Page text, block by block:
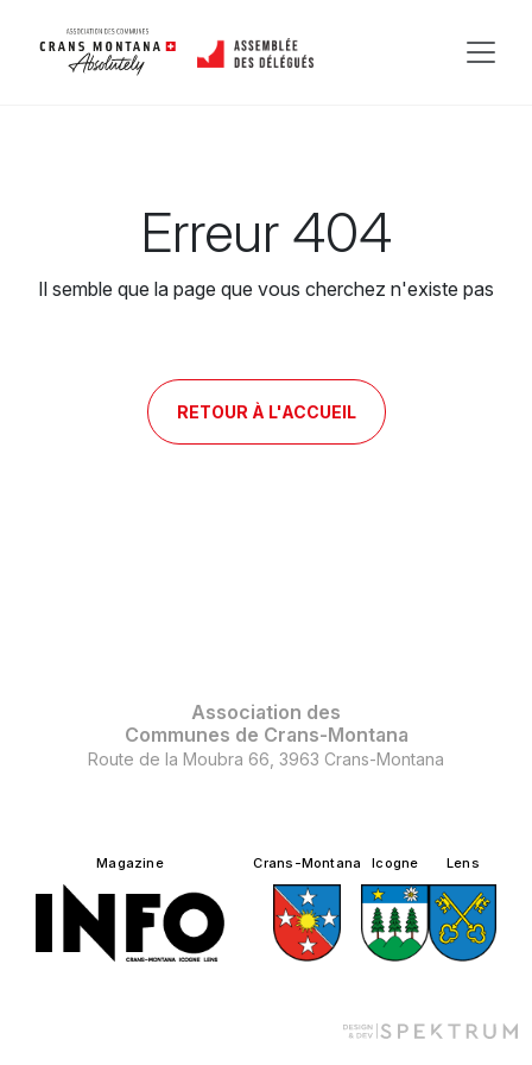
Erreur 404
Il semble que la page que vous cherchez n'existe pas
RETOUR À L'ACCUEIL
Association des
Communes de Crans-Montana
Route de la Moubra 66, 3963 Crans-Montana
Magazine Crans-Montana Icogne Lens